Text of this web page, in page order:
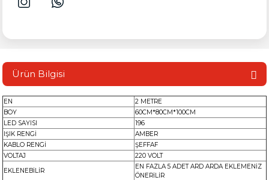
Ürün Bilgisi
EN
2 METRE
BOY
60CM*80CM*100CM
LED SAYISI
196
IŞIK RENGİ
AMBER
KABLO RENGİ
ŞEFFAF
VOLTAJ
220 VOLT
EKLENEBİLİR
EN FAZLA 5 ADET ARD ARDA EKLEMENİZ
ÖNERİLİR